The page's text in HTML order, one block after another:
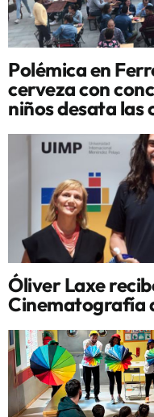
Polémica en
cerveza con
niños desata las
Óliver Laxe
Cinematografía